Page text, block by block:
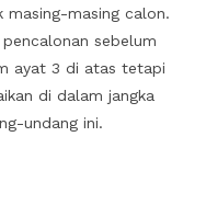
masing-masing calon.
sebelum
ayat 3 di atas tetapi
di dalam jangka
undang ini.